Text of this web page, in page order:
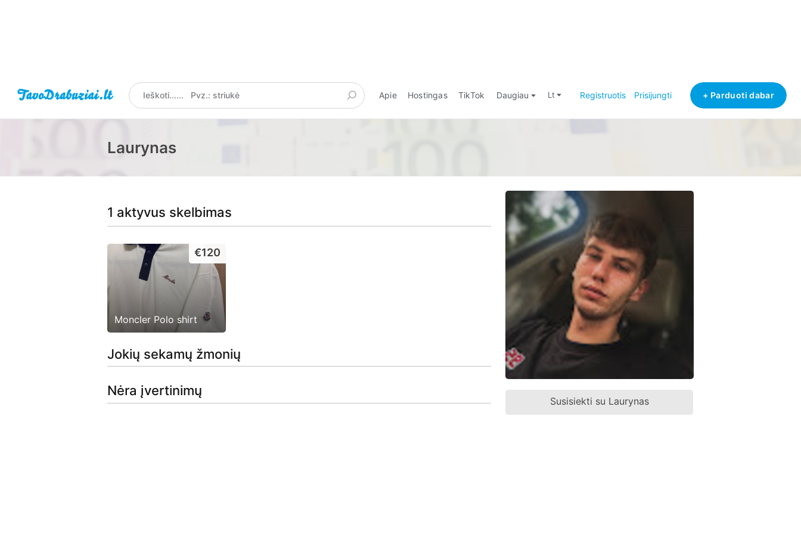
Apie Hostingas TikTok Daugiau lt Registruotis Prisijungti + Parduoti dabar
Laurynas
1 aktyvus skelbimas
Moncler Polo shirt
€120
Jokių sekamų žmonių
Nėra įvertinimų
Susisiekti su Laurynas